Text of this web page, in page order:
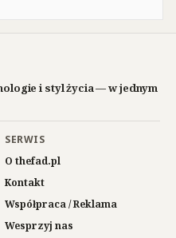
i styl życia — w jednym
SERWIS
O thefad.pl
Kontakt
Współpraca / Reklama
Wesprzyj nas